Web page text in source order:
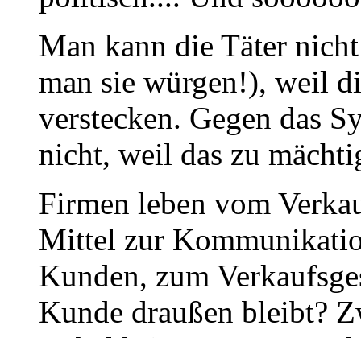
Man kann die Täter
man sie würgen!), weil
verstecken. Gegen das
nicht, weil das zu
Firmen leben vom
Mittel zur
Kunden, zum
Kunde draußen bleibt?